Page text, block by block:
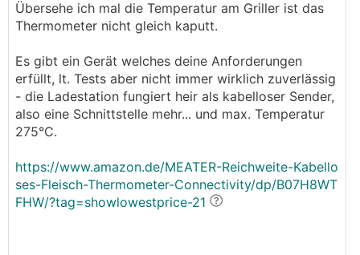
Übersehe ich mal die Temperatur am Griller ist das
Thermometer nicht gleich kaputt.
Es gibt ein Gerät welches deine Anforderungen
erfüllt, lt. Tests aber nicht immer wirklich zuverlässig
- die Ladestation fungiert heir als kabelloser Sender,
also eine Schnittstelle mehr... und max. Temperatur
275°C.
https://www.amazon.de/MEATER-Reichweite-Kabello
ses-Fleisch-Thermometer-Connectivity/dp/B07H8WT
FHW/?tag=showlowestprice-21